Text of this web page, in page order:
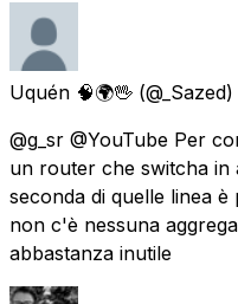
Uquén 🧠🌍🖖
@g_sr @YouTube Per
un router che switcha in
seconda di quelle linea
non c'è nessuna
abbastanza inutile